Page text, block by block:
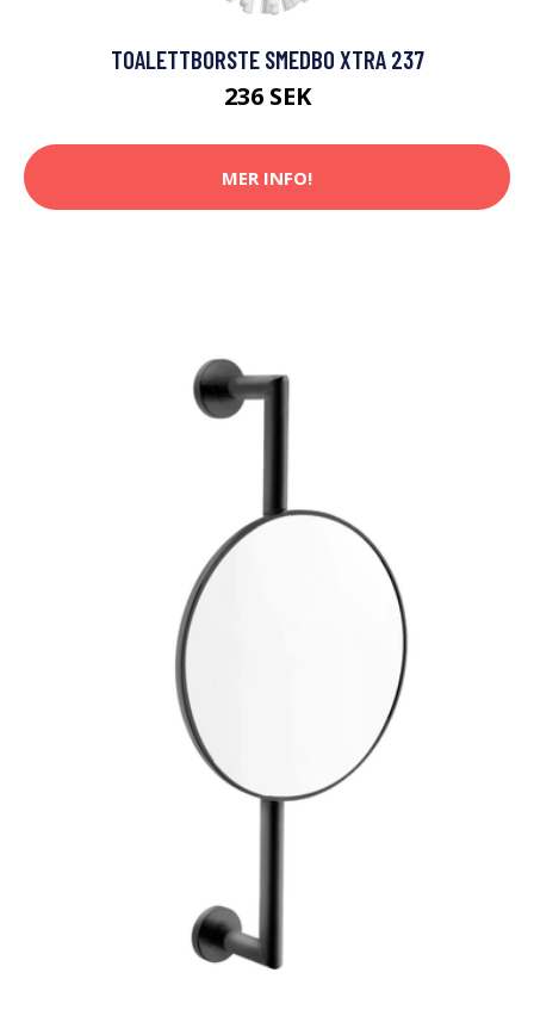
TOALETTBORSTE SMEDBO XTRA 237
236 SEK
MER INFO!